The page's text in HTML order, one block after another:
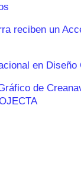
reciben un
en
de